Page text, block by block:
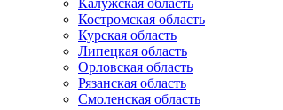
Калужская область
Костромская область
Курская область
Липецкая область
Орловская область
Рязанская область
Смоленская область